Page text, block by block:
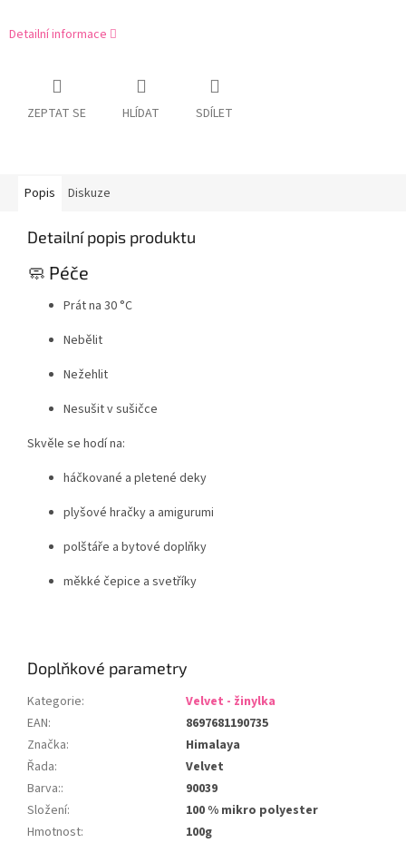
Detailní informace
ZEPTAT SE HLÍDAT SDÍLET
Popis Diskuze
Detailní popis produktu
🧼 Péče
Prát na 30 °C
Nebělit
Nežehlit
Nesušit v sušičce
Skvěle se hodí na:
háčkované a pletené deky
plyšové hračky a amigurumi
polštáře a bytové doplňky
měkké čepice a svetříky
Doplňkové parametry
Kategorie:
Velvet - žinylka
EAN:
8697681190735
Značka:
Himalaya
Řada:
Velvet
Barva::
90039
Složení:
100 % mikro polyester
Hmotnost:
100g